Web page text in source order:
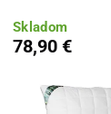
Skladom
78,90 €